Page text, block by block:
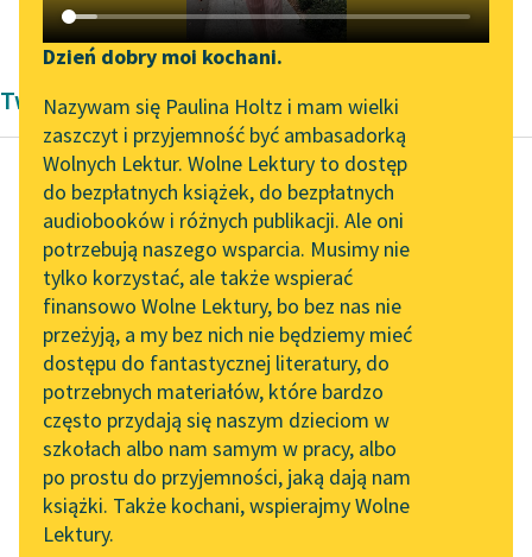
Katalog DAISY
Podkasty o książkach
Zgłoś brak utworu
Aktualności
Spotkanie z Katarzyną
Tunkiel w Oslo
Wolne Lektury na 32.
Pol’and’Rock Festivalu
„Kochanek Lady
Chatterley” do słuchania
na Wolnych Lekturach
Nowy audiobook –
„Marzenie o Oriencie”
Sophie Elkan
Kolekcja Nadwyraz.com x
Wolne Lektury – idealna na
Narzędzia
Mapa Wolnych Lektur
Leśmianator
Przewodnik dla piszących i
czytających
API
OAI-PMH
Widget Wolnych Lektur
Przypisy
Dzień dobry moi kochani.
Nazywam się Paulina Holtz i mam wielki
zaszczyt i przyjemność być ambasadorką
Wolnych Lektur. Wolne Lektury to dostęp
do bezpłatnych książek, do bezpłatnych
audiobooków i różnych publikacji. Ale oni
potrzebują naszego wsparcia. Musimy nie
tylko korzystać, ale także wspierać
finansowo Wolne Lektury, bo bez nas nie
przeżyją, a my bez nich nie będziemy mieć
dostępu do fantastycznej literatury, do
potrzebnych materiałów, które bardzo
często przydają się naszym dzieciom w
szkołach albo nam samym w pracy, albo
po prostu do przyjemności, jaką dają nam
książki. Także kochani, wspierajmy Wolne
Lektury.
Twórczość Bolesław Prus
Bolesław Prus
Lalka, tom
pierwszy
Ach, co się ze mną
stało…
— Nic nie rozumiem —
przerwał Ignacy. — Cóż
to za szał...